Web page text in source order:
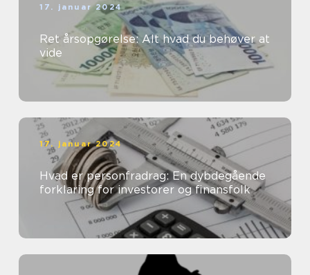
17. januar 2024
Ret årsopgørelse: Alt hvad du behøver at
vide
17. januar 2024
Hvad er personfradrag: En dybdegående
forklaring for investorer og finansfolk